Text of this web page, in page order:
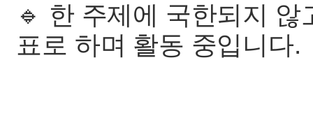
🔹 한 주제에 국한되지
표로 하며 활동 중입니다.